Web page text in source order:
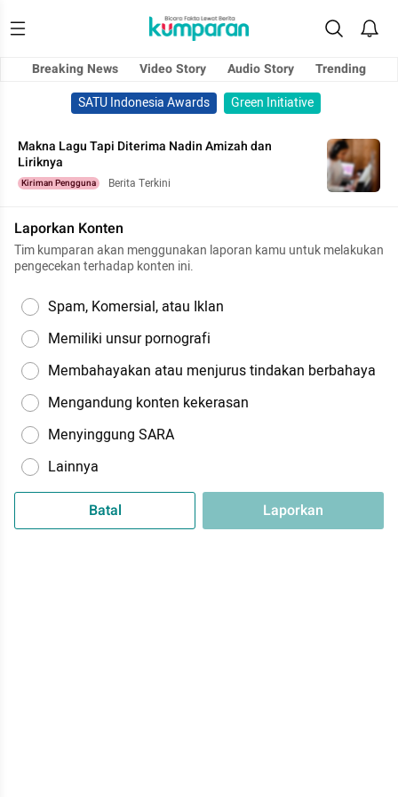
Breaking News Video Story Audio Story
Trending
SATU Indonesia Awards
Green Initiative
Makna Lagu Tapi Diterima Nadin Amizah dan
Liriknya
Kiriman Pengguna Berita Terkini
Laporkan Konten
Tim kumparan akan menggunakan laporan kamu untuk melakukan
pengecekan terhadap konten ini.
Spam, Komersial, atau Iklan
Memiliki unsur pornografi
Membahayakan atau menjurus tindakan berbahaya
Mengandung konten kekerasan
Menyinggung SARA
Lainnya
Batal Laporkan